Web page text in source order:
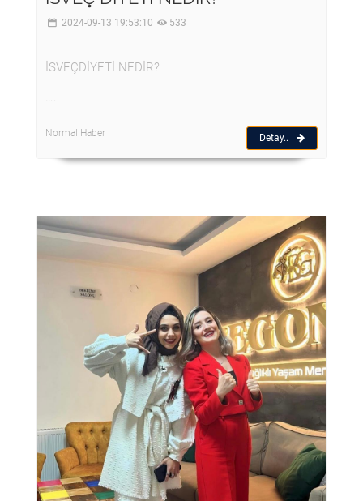
2024-09-13 19:53:10 533
İSVEÇDİYETİ NEDİR?
….
Normal Haber Detay..